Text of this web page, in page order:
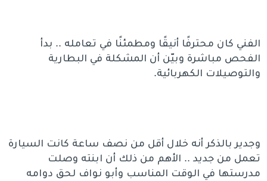
الفني كان محترفًا أنيقًا ومطمئنًا في تعامله .. بدأ
الفحص مباشرة وبيّن أن المشكلة في البطارية
والتوصيلات الكهربائية.
وجدير بالذكر أنه خلال أقل من نصف ساعة كانت السيارة
تعمل من جديد .. الأهم من ذلك أن ابنته وصلت
مدرستها في الوقت المناسب وأبو نواف لحق دوامه